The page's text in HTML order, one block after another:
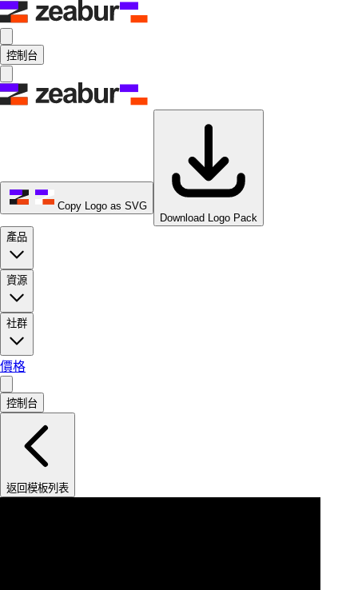
控制台
Copy Logo as SVG
Download Logo Pack
產品
資源
社群
價格
控制台
返回模板列表